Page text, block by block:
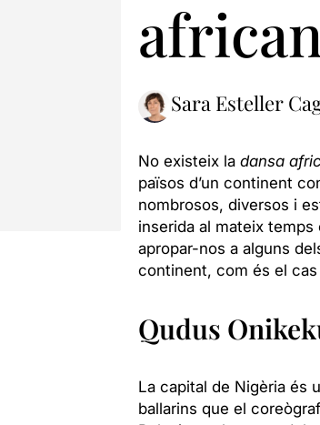
Sara Esteller
No existeix la dansa
països d’un continent
nombrosos, diversos i
inserida al mateix temps
apropar-nos a alguns
continent, com és el
Qudus
La capital de Nigèria és
ballarins que el